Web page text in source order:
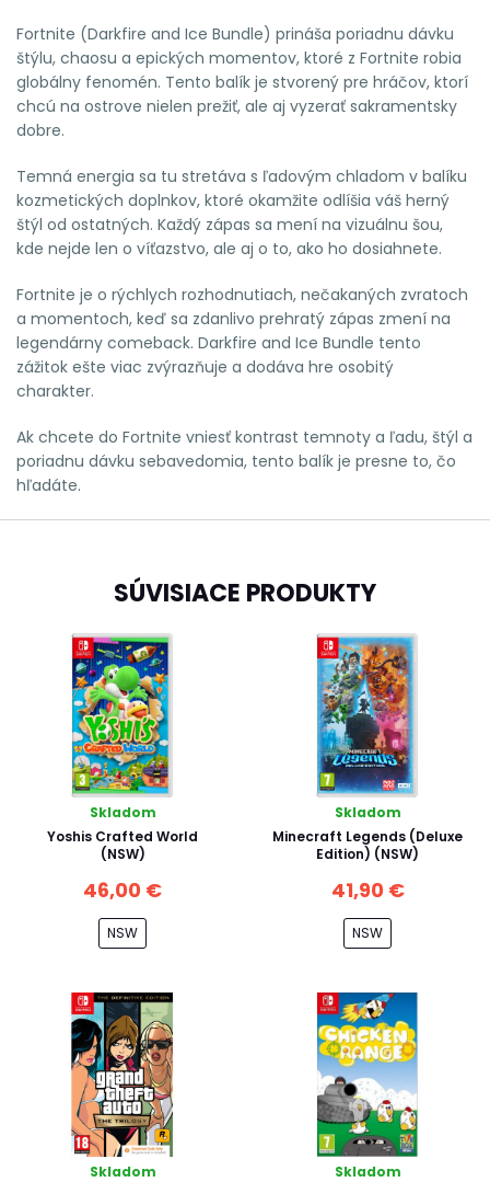
Fortnite (Darkfire and Ice Bundle) prináša poriadnu dávku
štýlu, chaosu a epických momentov, ktoré z Fortnite robia
globálny fenomén. Tento balík je stvorený pre hráčov, ktorí
chcú na ostrove nielen prežiť, ale aj vyzerať sakramentsky
dobre.
Temná energia sa tu stretáva s ľadovým chladom v balíku
kozmetických doplnkov, ktoré okamžite odlíšia váš herný
štýl od ostatných. Každý zápas sa mení na vizuálnu šou,
kde nejde len o víťazstvo, ale aj o to, ako ho dosiahnete.
Fortnite je o rýchlych rozhodnutiach, nečakaných zvratoch
a momentoch, keď sa zdanlivo prehratý zápas zmení na
legendárny comeback. Darkfire and Ice Bundle tento
zážitok ešte viac zvýrazňuje a dodáva hre osobitý
charakter.
Ak chcete do Fortnite vniesť kontrast temnoty a ľadu, štýl a
poriadnu dávku sebavedomia, tento balík je presne to, čo
hľadáte.
SÚVISIACE PRODUKTY
Skladom
Yoshis Crafted World
(NSW)
46,00 €
NSW
Skladom
Minecraft Legends (Deluxe
Edition) (NSW)
41,90 €
NSW
Skladom
Skladom